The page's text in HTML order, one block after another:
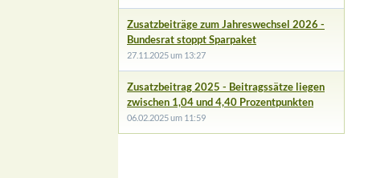
Zusatzbeiträge zum Jahreswechsel 2026 -
Bundesrat stoppt Sparpaket
27.11.2025 um 13:27
Zusatzbeitrag 2025 - Beitragssätze liegen
zwischen 1,04 und 4,40 Prozentpunkten
06.02.2025 um 11:59